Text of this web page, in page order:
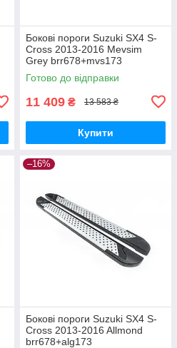
Бокові пороги Suzuki SX4 S-
Cross 2013-2016 Mevsim
Grey brr678+mvs173
Готово до відправки
11 409 ₴ 13 583 ₴
Купити
–16%
Бокові пороги Suzuki SX4 S-
Cross 2013-2016 Allmond
brr678+alg173